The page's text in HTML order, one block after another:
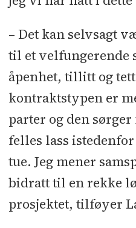
– Det kan selvsagt
til et velfungerende
åpenhet, tillitt og
kontraktstypen er
parter og den
felles lass
tue. Jeg mener
bidratt til en rekke
prosjektet, tilføyer